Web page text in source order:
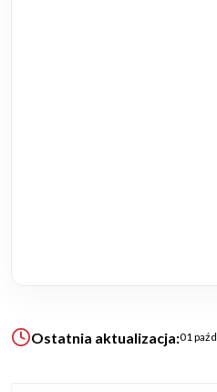
Ogrody
Ostatnia aktualizacja:01